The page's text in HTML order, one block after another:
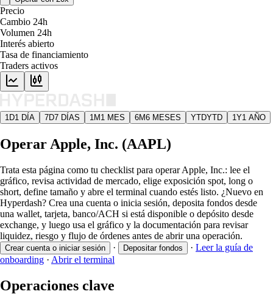
Precio
Cambio 24h
Volumen 24h
Interés abierto
Tasa de financiamiento
Traders activos
1D1 DÍA 7D7 DÍAS 1M 1 MES 6M6 MESES YTDYTD 1Y1 AÑO
Operar Apple, Inc. (AAPL)
Trata esta página como tu checklist para operar Apple, Inc.: lee el
gráfico, revisa actividad de mercado, elige exposición spot, long o
short, define tamaño y abre el terminal cuando estés listo. ¿Nuevo en
Hyperdash? Crea una cuenta o inicia sesión, deposita fondos desde
una wallet, tarjeta, banco/ACH si está disponible o depósito desde
exchange, y luego usa el gráfico y la documentación para revisar
liquidez, riesgo y flujo de órdenes antes de abrir una operación.
Crear cuenta o iniciar sesión · Depositar fondos · Leer la guía de
onboarding · Abrir el terminal
Operaciones clave